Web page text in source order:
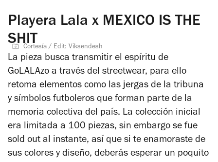
Playera Lala x MEXICO IS THE
SHITCortesía / Edit: Viksendesh
La pieza busca transmitir el espíritu de
GoLALAzo a través del streetwear, para ello
retoma elementos como las jergas de la tribuna
y símbolos futboleros que forman parte de la
memoria colectiva del país. La colección inicial
era limitada a 100 piezas, sin embargo se fue
sold out al instante, así que si te enamoraste de
sus colores y diseño, deberás esperar un poquito